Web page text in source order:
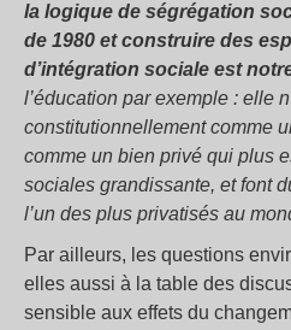
la logique de ségrégation
de 1980 et construire des
d’intégration sociale est
l’éducation par exemple : elle
constitutionnellement comme
comme un bien privé qui plus
sociales grandissante, et font
l’un des plus privatisés au
Par ailleurs, les questions
elles aussi à la table des
sensible aux effets du